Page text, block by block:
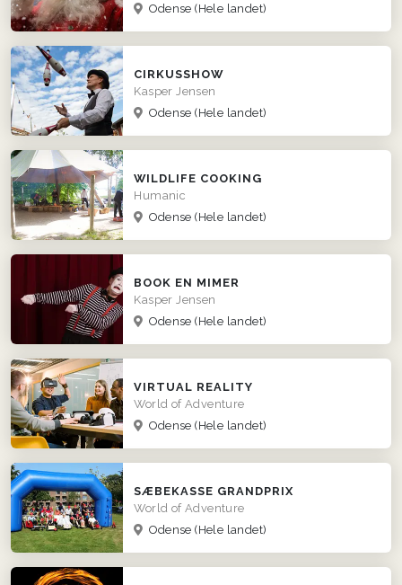
Odense(Hele landet)
CIRKUSSHOW
Kasper Jensen
Odense(Hele landet)
WILDLIFE COOKING
Humanic
Odense(Hele landet)
BOOK EN MIMER
Kasper Jensen
Odense(Hele landet)
VIRTUAL REALITY
World of Adventure
Odense(Hele landet)
SÆBEKASSE GRANDPRIX
World of Adventure
Odense(Hele landet)